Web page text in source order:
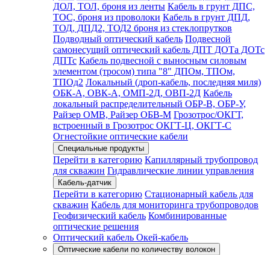
ДОЛ, ТОЛ, броня из ленты Кабель в грунт ДПС,
ТОС, броня из проволоки Кабель в грунт ДПД,
ТОД, ДПД2, ТОД2 броня из стеклопрутков
Подводный оптический кабель Подвесной
самонесущий оптический кабель ДПТ ДОТа ДОТс
ДПТс Кабель подвесной с выносным силовым
элементом (тросом) типа "8" ДПОм, ТПОм,
ТПОд2 Локальный (дроп-кабель, последняя миля)
ОБК-А, ОВК-А, ОМП-2Д, ОВП-2Д Кабель
локальный распределительный ОБР-В, ОБР-У,
Райзер ОМВ, Райзер ОБВ-М Грозотрос/ОКГТ,
встроенный в Грозотрос ОКГТ-Ц, ОКГТ-С
Огнестойкие оптические кабели
Специальные продукты
Перейти в категорию Капиллярный трубопровод
для скважин Гидравлические линии управления
Кабель-датчик
Перейти в категорию Стационарный кабель для
скважин Кабель для мониторинга трубопроводов
Геофизический кабель Комбинированные
оптические решения
Оптический кабель Окей-кабель
Оптические кабели по количеству волокон